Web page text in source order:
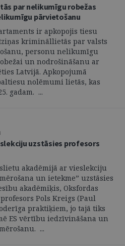
par nelikumīgu robežas
pārvietošanu
ir apkopojis tiesu
krimināllietās par valsts
personu nelikumīgu
un nodrošināšanu ar
Latvijā. Apkopojumā
nolēmumi lietās, kas
gadam. ...
uzstāsies profesors
akadēmijā ar vieslekciju
un ietekme” uzstāsies
akadēmiķis, Oksfordas
Pols Kreigs (Paul
praktiķiem, jo tajā tiks
ES vērtību iedzīvināšana un
...